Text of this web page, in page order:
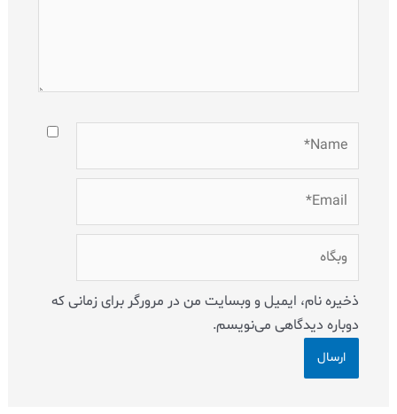
وبگاه
ذخیره نام، ایمیل و وبسایت من در مرورگر برای زمانی که
دوباره دیدگاهی می‌نویسم.